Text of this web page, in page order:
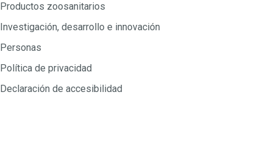
Productos zoosanitarios
Investigación, desarrollo e innovación
Personas
Política de privacidad
Declaración de accesibilidad